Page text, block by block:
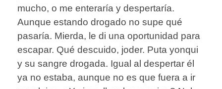
mucho, o me enteraría y despertaría.
Aunque estando drogado no supe qué
pasaría. Mierda, le di una oportunidad para
escapar. Qué descuido, joder. Puta yonqui
y su sangre drogada. Igual al despertar él
ya no estaba, aunque no es que fuera a ir